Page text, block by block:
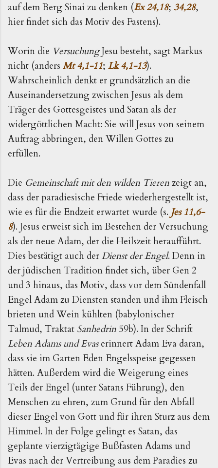
auf dem Berg Sinai zu denken (Ex 24,18; 34,28,
hier findet sich das Motiv des Fastens).
Worin die VersuchungJesu besteht, sagt Markus
nicht (anders Mt 4,1-11; Lk 4,1-13).
Wahrscheinlich denkt er grundsätzlich an die
Auseinandersetzung zwischen Jesus als dem
Träger des Gottesgeistes und Satan als der
widergött­lichen Macht: Sie will Jesus von seinem
Auftrag abbrin­gen, den Willen Gottes zu
erfüllen.
Die Gemeinschaft mit den wilden Tierenzeigt an,
dass der paradiesische Friede wiederhergestellt ist,
wie es für die Endzeit erwartet wurde (s. Jes 11,6-
8). Jesus erweist sich im Bestehen der Versuchung
als der neue Adam, der die Heilszeit heraufführt.
Dies bestä­tigt auch derDienst der Engel. Denn in
der jüdischen Tra­dition findet sich, über Gen 2
und 3 hinaus, das Motiv, dass vor dem Sündenfall
Engel Adam zu Diensten standen und ihm Fleisch
brieten und Wein kühlten (babylonischer
Talmud, Traktat Sanhedrin 59b). In der Schrift
Leben Adams und Evaserinnert Adam Eva daran,
dass sie im Garten Eden Engelsspeise gegessen
hätten. Außerdem wird die Weigerung eines
Teils der Engel (unter Satans Führung), den
Menschen zu ehren, zum Grund für den Abfall
dieser Engel von Gott und für ihren Sturz aus dem
Himmel. In der Folge gelingt es Satan, das
geplante vierzigtägige Bußfasten Adams und
Evas nach der Vertreibung aus dem Paradies zu